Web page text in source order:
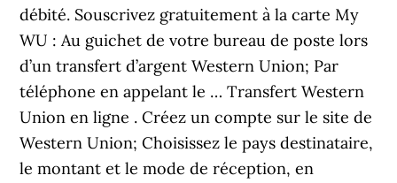
débité. Souscrivez gratuitement à la carte My
WU : Au guichet de votre bureau de poste lors
d’un transfert d’argent Western Union; Par
téléphone en appelant le … Transfert Western
Union en ligne . Créez un compte sur le site de
Western Union; Choisissez le pays destinataire,
le montant et le mode de réception, en